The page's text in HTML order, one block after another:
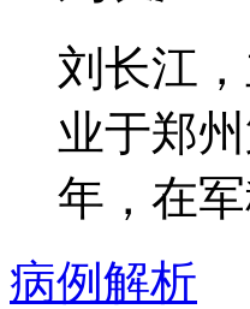
刘长江
业于郑
年，在
病例解析